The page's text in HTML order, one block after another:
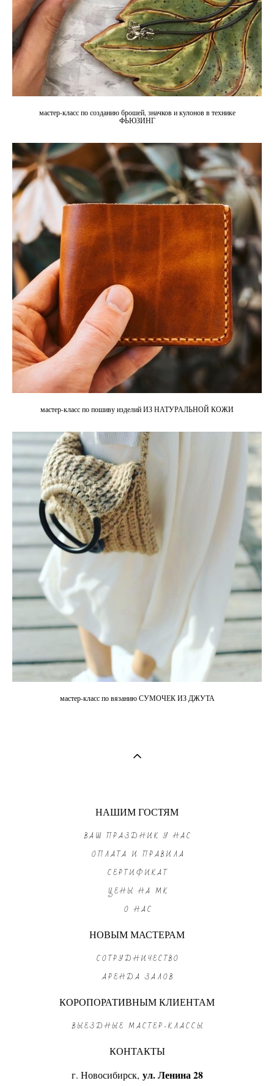
мастер-класс по созданию брошей, значков и кулонов в технике
ФЬЮЗИНГ
мастер-класс по пошиву изделий ИЗ НАТУРАЛЬНОЙ КОЖИ
мастер-класс по вязанию СУМОЧЕК ИЗ ДЖУТА
НАШИМ ГОСТЯМ
ВАШ ПРАЗДНИК У НАС
ОПЛАТА И ПРАВИЛА
СЕРТИФИКАТ
ЦЕНЫ НА МК
О НАС
НОВЫМ МАСТЕРАМ
СОТРУДНИЧЕСТВО
АРЕНДА ЗАЛОВ
КОРОПОРАТИВНЫМ КЛИЕНТАМ
ВЫЕЗДНЫЕ МАСТЕР-КЛАССЫ
КОНТАКТЫ
г. Новосибирск, ул. Ленина 28